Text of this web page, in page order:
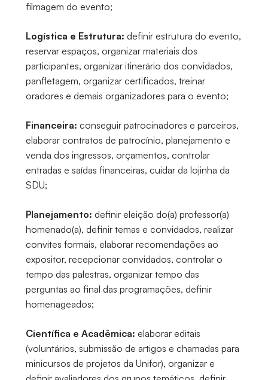
filmagem do evento;
Logística e Estrutura: definir estrutura do evento,
reservar espaços, organizar materiais dos
participantes, organizar itinerário dos convidados,
panfletagem, organizar certificados, treinar
oradores e demais organizadores para o evento;
Financeira: conseguir patrocinadores e parceiros,
elaborar contratos de patrocínio, planejamento e
venda dos ingressos, orçamentos, controlar
entradas e saídas financeiras, cuidar da lojinha da
SDU;
Planejamento: definir eleição do(a) professor(a)
homenado(a), definir temas e convidados, realizar
convites formais, elaborar recomendações ao
expositor, recepcionar convidados, controlar o
tempo das palestras, organizar tempo das
perguntas ao final das programações, definir
homenageados;
Científica e Acadêmica: elaborar editais
(voluntários, submissão de artigos e chamadas para
minicursos de projetos da Unifor), organizar e